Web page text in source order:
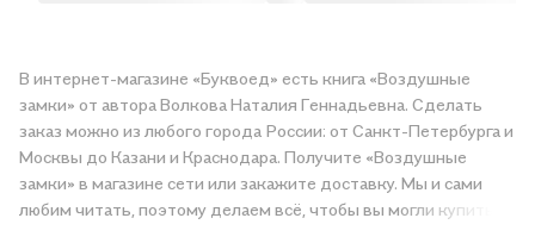
В интернет-магазине «Буквоед» есть книга «Воздушные
замки» от автора Волкова Наталия Геннадьевна. Сделать
заказ можно из любого города России: от Санкт-Петербурга и
Москвы до Казани и Краснодара. Получите «Воздушные
замки» в магазине сети или закажите доставку. Мы и сами
любим читать, поэтому делаем всё, чтобы вы могли купить